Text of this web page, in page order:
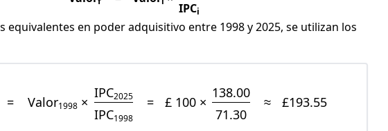
IPCi
equivalentes en poder adquisitivo entre 1998 y 2025, se utilizan los
= Valor1998 ×
IPC2025
IPC1998
= £ 100 ×
138.00
71.30
≈ £193.55